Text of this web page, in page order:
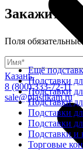
Закажите в
Поля
Казань
8 (800) 333-72-11
sale@plastikam.ru
Ещё
Подставки
Подставки
Подставки
Подставки
Подставки
Подставки и
Торговые